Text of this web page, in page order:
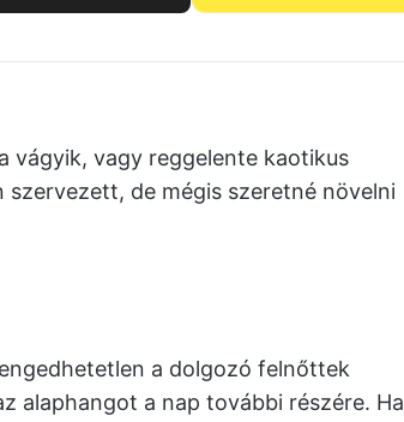
vágyik, vagy reggelente kaotikus
de mégis szeretné növelni
a dolgozó felnőttek
alaphangot a nap további részére. Ha